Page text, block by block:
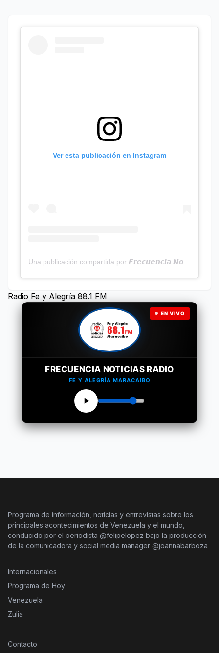
Ver esta publicación en Instagram
Radio Fe y Alegría 88.1 FM
EN VIVO
FRECUENCIA NOTICIAS RADIO
FE Y ALEGRÍA MARACAIBO
Programa de información, noticias y entrevistas sobre los
principales acontecimientos de Venezuela y el mundo,
conducido por el periodista @felipelopez bajo la producción
de la comunicadora y social media manager @joannabarboza
Internacionales
Programa de Hoy
Venezuela
Zulia
Contacto